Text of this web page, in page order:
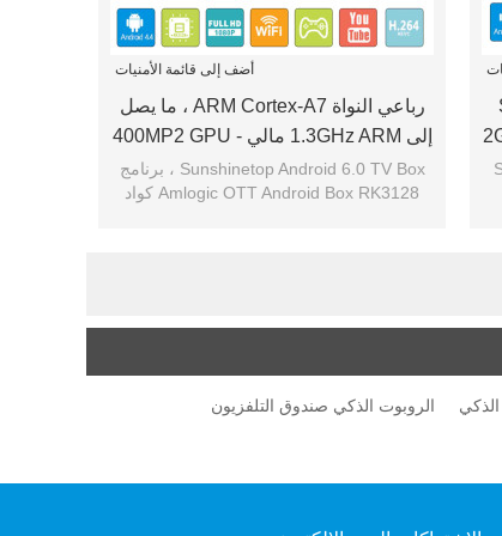
أضف إلى قائمة الأمنيات
رباعي النواة ARM Cortex-A7 ، ما يصل
إلى 1.3GHz ARM مالي - 400MP2 GPU
، دعم OpenGL ES1.1 / 2.0 SR-1801
مربع الروبوت
Sunshinetop Android 6.0 TV Box ، برنامج
Amlogic OTT Android Box RK3128 كواد
الروبوت الذكي صندوق التلفزيون